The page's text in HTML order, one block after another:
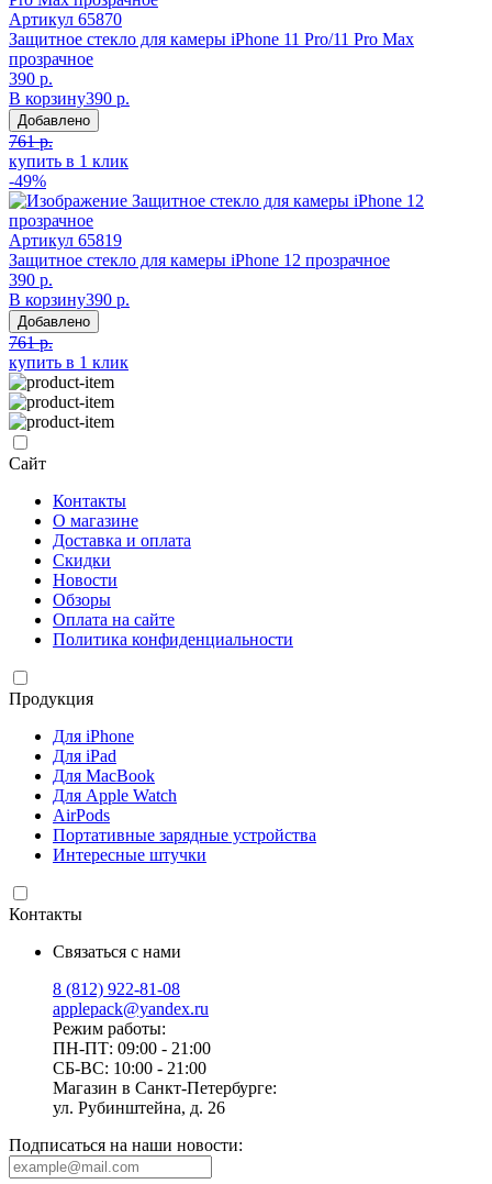
Артикул 65870
Защитное стекло для камеры iPhone 11 Pro/11 Pro Max
прозрачное
390 р.
В корзину390 р.
Добавлено
761 р.
купить в 1 клик
-49%
Артикул 65819
Защитное стекло для камеры iPhone 12 прозрачное
390 р.
В корзину390 р.
Добавлено
761 р.
купить в 1 клик
Сайт
Контакты
О магазине
Доставка и оплата
Скидки
Новости
Обзоры
Оплата на сайте
Политика конфиденциальности
Продукция
Для iPhone
Для iPad
Для MacBook
Для Apple Watch
AirPods
Портативные зарядные устройства
Интересные штучки
Контакты
Связаться с нами
8 (812) 922-81-08
applepack@yandex.ru
Режим работы:
ПН-ПТ: 09:00 - 21:00
СБ-ВС: 10:00 - 21:00
Магазин в Санкт-Петербурге:
ул. Рубинштейна, д. 26
Подписаться на наши новости: